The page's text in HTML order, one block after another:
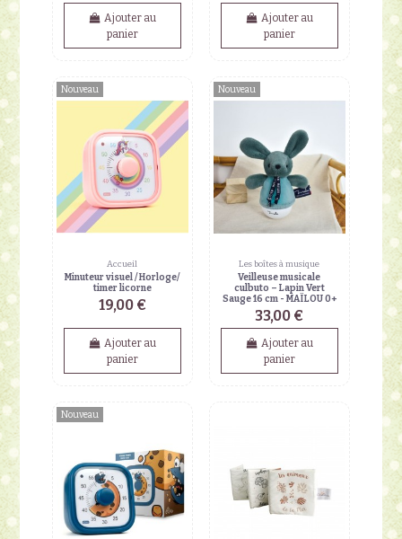
Ajouter au
panier
Ajouter au
panier
Nouveau
Accueil
Minuteur visuel / Horloge/
timer licorne
19,00 €
Ajouter au
panier
Nouveau
Les boîtes à musique
Veilleuse musicale
culbuto – Lapin Vert
Sauge 16 cm - MAÏLOU 0+
33,00 €
Ajouter au
panier
Nouveau